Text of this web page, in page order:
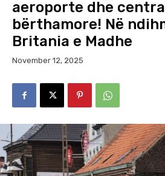
aeroporte dhe
bërthamore! Në
Britania e Madhe
November 12, 2025